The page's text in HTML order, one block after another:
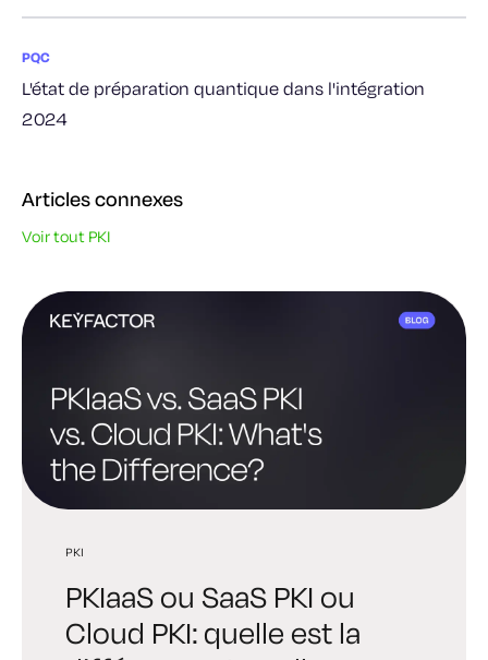
PQC
L'état de préparation quantique dans l'intégration
2024
Articles connexes
Voir tout PKI
PKI
PKIaaS ou SaaS PKI ou
Cloud PKI: quelle est la
PKI
PKI meilleures PKI :
comment choisir la
PQC
PKI post-quantique : guide
pratique de préparation à